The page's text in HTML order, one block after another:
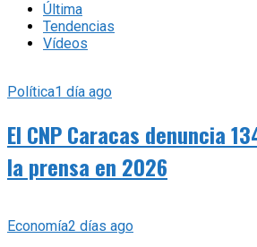
Última
Tendencias
Vídeos
Política1 día ago
El CNP Caracas denuncia
la prensa en 2026
Economía2 días ago